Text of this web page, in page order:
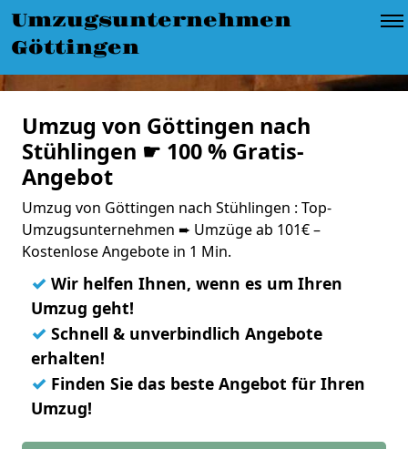
Umzugsunternehmen
Göttingen
Umzug von Göttingen nach
Stühlingen ☛ 100 % Gratis-
Angebot
Umzug von Göttingen nach Stühlingen : Top-
Umzugsunternehmen ➨ Umzüge ab 101€ –
Kostenlose Angebote in 1 Min.
✓ Wir helfen Ihnen, wenn es um Ihren
Umzug geht!
✓ Schnell & unverbindlich Angebote
erhalten!
✓ Finden Sie das beste Angebot für Ihren
Umzug!